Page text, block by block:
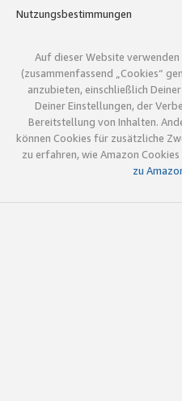
Nutzungsbestimmungen
Auf dieser Website
(zusammenfassend „Cookies“
anzubieten, einschließlich
Deiner Einstellungen, der
Bereitstellung von Inhalten.
können Cookies für zusätzliche
zu erfahren, wie Amazon
zu